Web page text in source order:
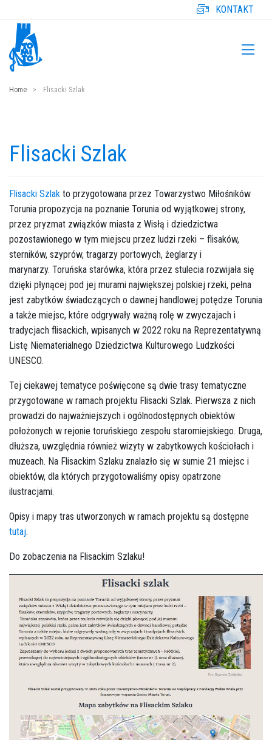
KONTAKT
Home Flisacki Szlak
Flisacki Szlak
Flisacki Szlak to przygotowana przez Towarzystwo Miłośników
Torunia propozycja na poznanie Torunia od wyjątkowej strony,
przez pryzmat związków miasta z Wisłą i dziedzictwa
pozostawionego w tym miejscu przez ludzi rzeki – flisaków,
sterników, szyprów, tragarzy portowych, żeglarzy i
marynarzy. Toruńska starówka, która przez stulecia rozwijała się
dzięki płynącej pod jej murami największej polskiej rzeki, pełna
jest zabytków świadczących o dawnej handlowej potędze Torunia
a także miejsc, które odgrywały ważną rolę w zwyczajach i
tradycjach flisackich, wpisanych w 2022 roku na Reprezentatywną
Listę Niematerialnego Dziedzictwa Kulturowego Ludzkości
UNESCO.
Tej ciekawej tematyce poświęcone są dwie trasy tematyczne
przygotowane w ramach projektu Flisacki Szlak. Pierwsza z nich
prowadzi do najważniejszych i ogólnodostępnych obiektów
położonych w rejonie toruńskiego zespołu staromiejskiego. Druga,
dłuższa, uwzględnia również wizyty w zabytkowych kościołach i
muzeach. Na Flisackim Szlaku znalazło się w sumie 21 miejsc i
obiektów, dla których przygotowaliśmy opisy opatrzone
ilustracjami.
Opisy i mapy tras utworzonych w ramach projektu są dostępne
tutaj.
Do zobaczenia na Flisackim Szlaku!